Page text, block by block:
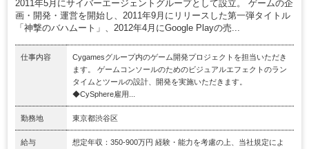
2011年5月にサイバーエージェントグループとして設立。 ゲームの企
画・開発・運営を開始し、2011年9月にリリースした第一弾タイトル
「神撃のバハムート」、2012年4月にGoogle Playの売...
仕事内容
Cygamesグループ内のゲーム開発プロジェクトを担当いただき
ます。 ゲームコンソールのためのビジュアルエフェクトのラン
タイムとツールの設計、開発を実施いただきます。
◆CySphere雇用...
勤務地 東京都渋谷区
給与
想定年収：350-900万円 経験・能力を考慮の上、当社規定によ